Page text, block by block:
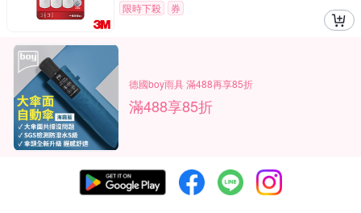
限時下殺 券
德國boy雨具 滿488再享85折
滿488享85折